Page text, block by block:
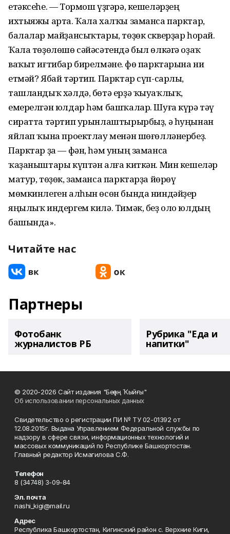
етәксеһе. — Тормош үҙгәрә, кешеләрҙең
ихтыяжы арта. Ҡала халҡы заманса парктар,
балалар майҙансыҡтары, төҙөк скверҙар һорай.
Ҡала төҙөлөшө сәйәсәтендә был өлкәгә оҙаҡ
ваҡыт иғтибар бирелмәне. Өфө парктарына ни
етмәй? Ябай тәртип. Парктар сүп-сарлы,
ташландыҡ хәлдә, бөтә ерҙә ҡыуаҡлыҡ,
емерелгән юлдар һәм башҡалар. Шуға күрә тәү
сиратта тәртип урынлаштырырбыҙ, ә һуңынан
яйлап ҡына проектлау менән шөғөлләнербеҙ.
Парктар ҙа — фән, һәм уның заманса
ҡаҙаныштары күптән алға киткән. Мин кешеләр
матур, төҙөк, заманса парктарҙа йөрөү
мөмкинлеген алһын өсөн бында ниндәйҙер
яңылыҡ индергем килә. Тимәк, беҙ оло юлдың
башында».
Читайте нас
Партнеры
Фотобанк
журналистов РБ
Рубрика "Еда и
напитки"
© 2020-2026 Сайт издания "Беҙҙең Ҡыйғы"
Об использовании персональных данных
Свидетельство о регистрации ПИ № ТУ 02-01392 от
12.08.2015г. Выдана Управлением Федеральной службы по
надзору в сфере связи, информационных технологий и
массовых коммуникаций по Республике Башкортостан.
Главный редактор Исмагилова С.Ф.
Телефон
8 (34748) 3-09-84
Эл. почта
nashi_kigi@mail.ru
Адрес
Республика Башкортостан, Кигинский район с. Верхние Киги,